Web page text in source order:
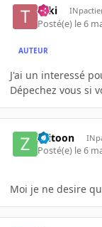
Taki
Posté(e) le 6
AUTEUR
J'ai un interessé
Dépechez vous si
zeitoon
Posté(e) le 6
Moi je ne desire